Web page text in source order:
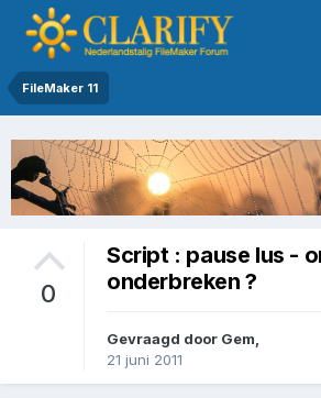
FileMaker 11
0
Script : pause lus -
onderbreken ?
Gevraagd door Gem
21 juni 2011